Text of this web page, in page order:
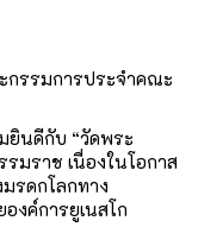
รรมการประจำคณะ
ยินดีกับ “วัดพระ
มราช เนื่องในโอกาส
รดกโลกทาง
งค์การยูเนสโก